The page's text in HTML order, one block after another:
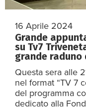
16 Aprile 2024
Grande
su Tv7
grande raduno
Questa sera alle
nel format “TV 7
del programma
dedicato alla